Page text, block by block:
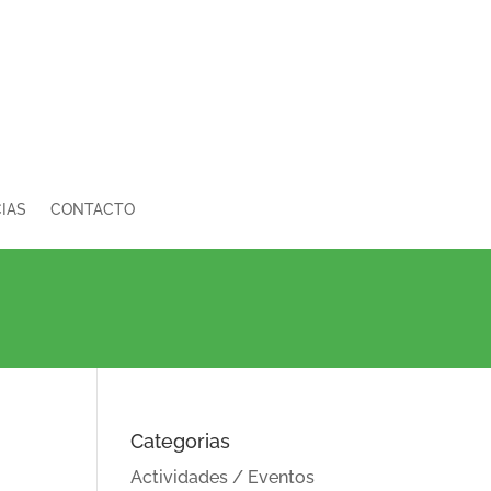
CONTACTO
Categorias
Actividades / Eventos